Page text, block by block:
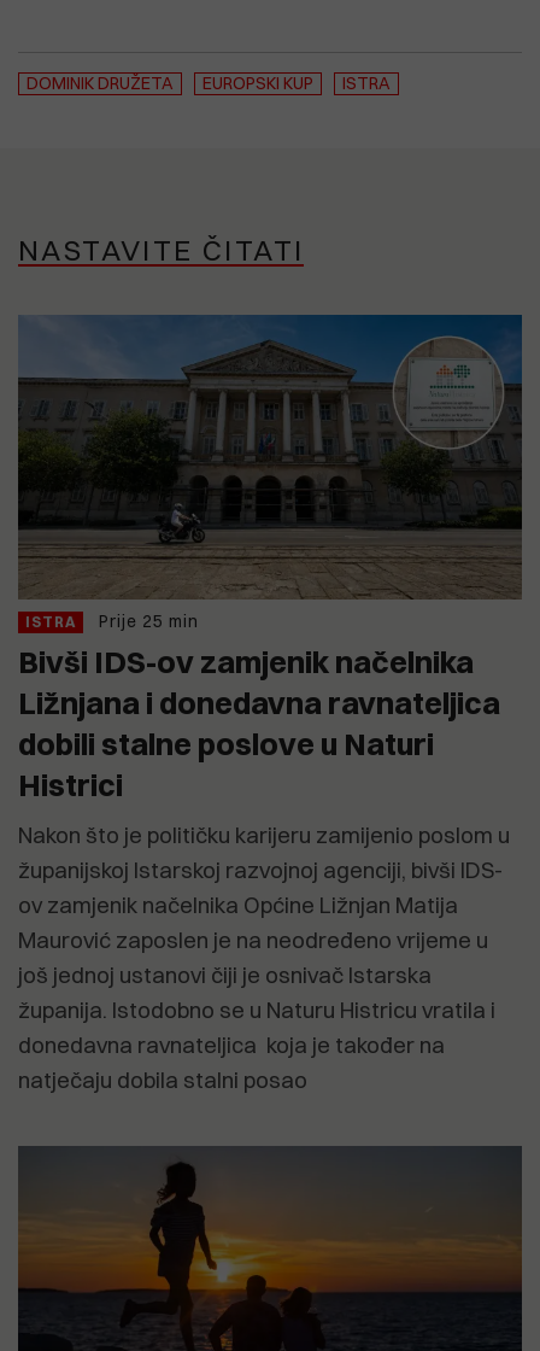
DOMINIK DRUŽETA EUROPSKI KUP ISTRA
NASTAVITE ČITATI
ISTRA Prije 25 min
Bivši IDS-ov zamjenik načelnika
Ližnjana i donedavna ravnateljica
dobili stalne poslove u Naturi
Histrici
Nakon što je političku karijeru zamijenio poslom u
županijskoj Istarskoj razvojnoj agenciji, bivši IDS-
ov zamjenik načelnika Općine Ližnjan Matija
Maurović zaposlen je na neodređeno vrijeme u
još jednoj ustanovi čiji je osnivač Istarska
županija. Istodobno se u Naturu Histricu vratila i
donedavna ravnateljica koja je također na
natječaju dobila stalni posao